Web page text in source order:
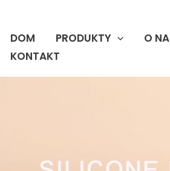
DOM PRODUKTY O
KONTAKT